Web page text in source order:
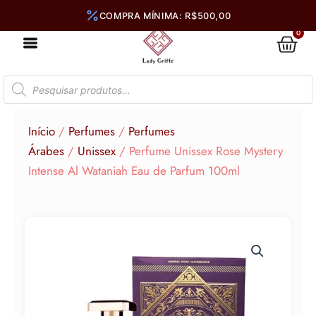
0
Pesquisar
produtos
Início / Perfumes / Perfumes
Árabes / Unissex / Perfume Unissex Rose Mystery
Intense Al Wataniah Eau de Parfum 100ml